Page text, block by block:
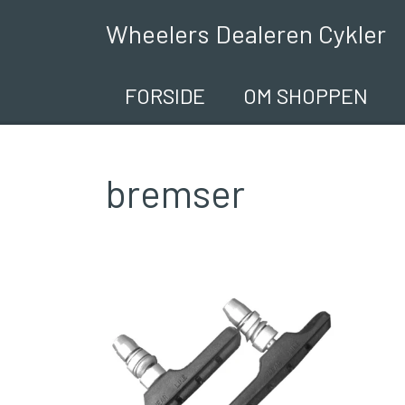
Wheelers Dealeren Cykler
FORSIDE OM SHOPPEN
bremser